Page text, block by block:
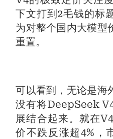
下文打到2毛钱的标
为对整个国内大模型
重置。
可以看到，无论是海
没有将DeepSeek
展结合起来。就在
价不跌反涨超4%，